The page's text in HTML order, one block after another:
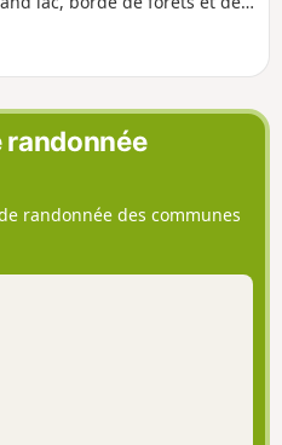
randonnée
randonnée des communes